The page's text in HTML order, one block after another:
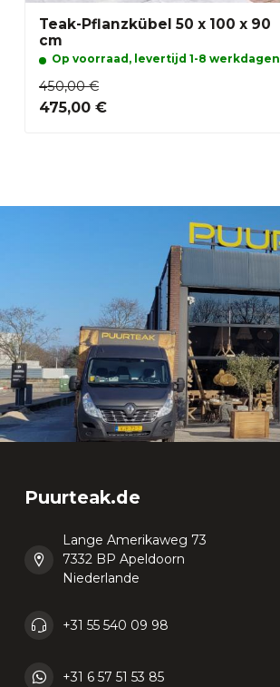
Teak-Pflanzkübel 50 x 100 x 90
cm
Op voorraad, levertijd 1-8 werkdagen
450,00 €
475,00 €
Puurteak.de
Lange Amerikaweg 73
7332 BP Apeldoorn
Niederlande
+31 55 540 09 98
+31 6 57 51 53 85